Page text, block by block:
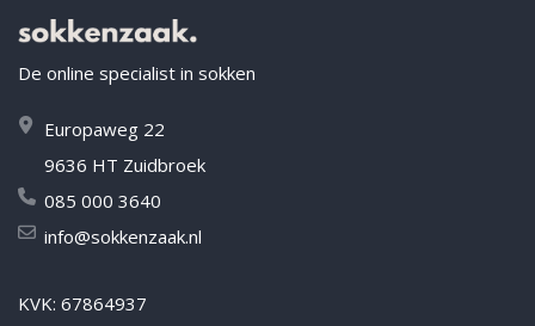
De online specialist in sokken
Europaweg 22
9636 HT Zuidbroek
085 000 3640
info@sokkenzaak.nl
KVK: 67864937